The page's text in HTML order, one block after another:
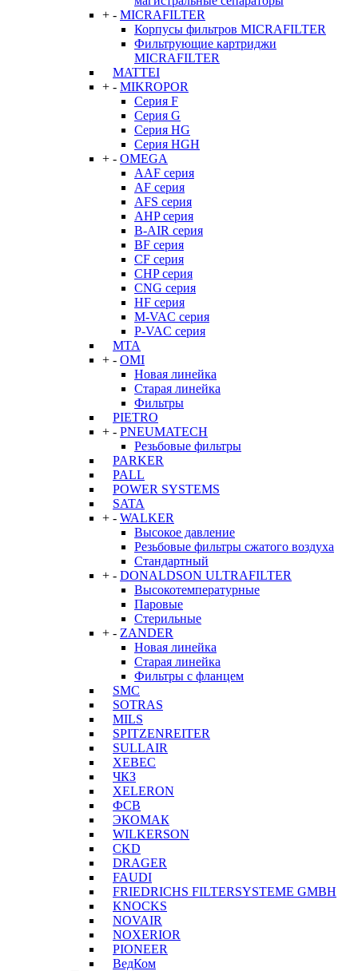
+ - MICRAFILTER
Корпусы фильтров MICRAFILTER
Фильтрующие картриджи
MICRAFILTER
MATTEI
+ - MIKROPOR
Серия F
Серия G
Серия HG
Серия HGH
+ - OMEGA
AAF серия
AF серия
AFS серия
AHP серия
B-AIR серия
BF серия
CF серия
CHP серия
CNG серия
HF серия
M-VAC серия
P-VAC серия
MTA
+ - OMI
Новая линейка
Старая линейка
Фильтры
PIETRO
+ - PNEUMATECH
Резьбовые фильтры
PARKER
PALL
POWER SYSTEMS
SATA
+ - WALKER
Высокое давление
Резьбовые фильтры сжатого воздуха
Стандартный
+ - DONALDSON ULTRAFILTER
Высокотемпературные
Паровые
Стерильные
+ - ZANDER
Новая линейка
Старая линейка
Фильтры с фланцем
SMC
SOTRAS
MILS
SPITZENREITER
SULLAIR
XEBEC
ЧКЗ
XELERON
ФСВ
ЭКОМАК
WILKERSON
CKD
DRAGER
FAUDI
FRIEDRICHS FILTERSYSTEME GMBH
KNOCKS
NOVAIR
NOXERIOR
PIONEER
ВедКом